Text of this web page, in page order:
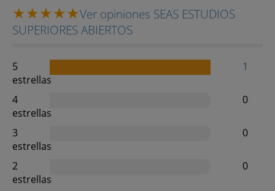
Ver opiniones SEAS ESTUDIOS
SUPERIORES ABIERTOS
5
estrellas
1
4
estrellas
0
3
estrellas
0
2
estrellas
0